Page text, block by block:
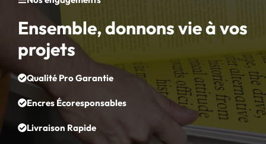
Ensemble, donnons vie à vos
projets
Qualité Pro Garantie
Encres Écoresponsables
Livraison Rapide